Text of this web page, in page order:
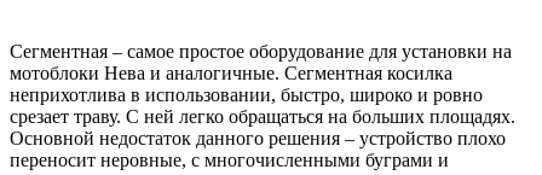
Сегментная – самое простое оборудование для установки на
мотоблоки Нева и аналогичные. Сегментная косилка
неприхотлива в использовании, быстро, широко и ровно
срезает траву. С ней легко обращаться на больших площадях.
Основной недостаток данного решения – устройство плохо
переносит неровные, с многочисленными буграми и